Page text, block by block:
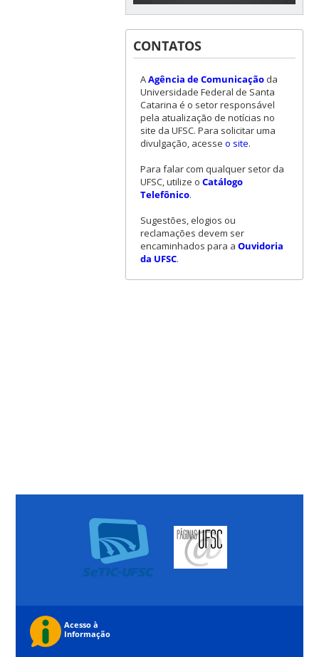
CONTATOS
AAgência de Comunicaçãoda
Universidade Federal de Santa
Catarina é o setor responsável
pela atualização de notícias no
site da UFSC. Para solicitar uma
divulgação, acesse o site.
Para falar com qualquer setor da
UFSC, utilize o Catálogo
Telefônico.
Sugestões, elogios ou
reclamações devem ser
encaminhados para a Ouvidoria
da UFSC.